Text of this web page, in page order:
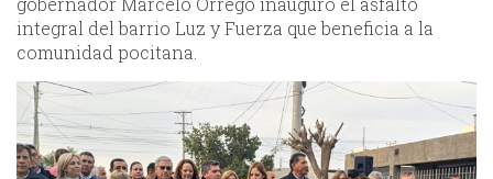
integral del barrio Luz y Fuerza que beneficia a la
comunidad pocitana.